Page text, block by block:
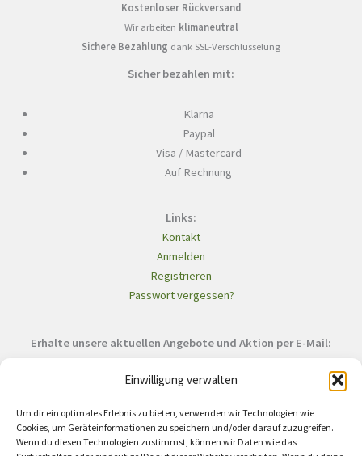
Einwilligung verwalten
Um dir ein optimales Erlebnis zu bieten, verwenden wir Technologien wie
Cookies, um Geräteinformationen zu speichern und/oder darauf zuzugreifen.
Wenn du diesen Technologien zustimmst, können wir Daten wie das
Kostenloser Rückversand
Wir arbeiten klimaneutral
Sichere Bezahlung dank SSL-Verschlüsselung
Sicher bezahlen mit:
Klarna
Paypal
Visa / Mastercard
Auf Rechnung
Links:
Kontakt
Anmelden
Registrieren
Passwort vergessen?
Erhalte unsere aktuellen Angebote und Aktion per E-Mail: